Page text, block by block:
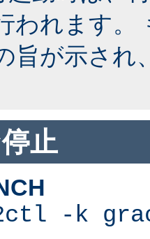
われます。
旨が示され
止
-k